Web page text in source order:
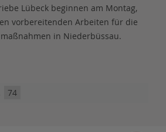
Lübeck beginnen am Montag,
vorbereitenden Arbeiten für die
in Niederbüssau.
74